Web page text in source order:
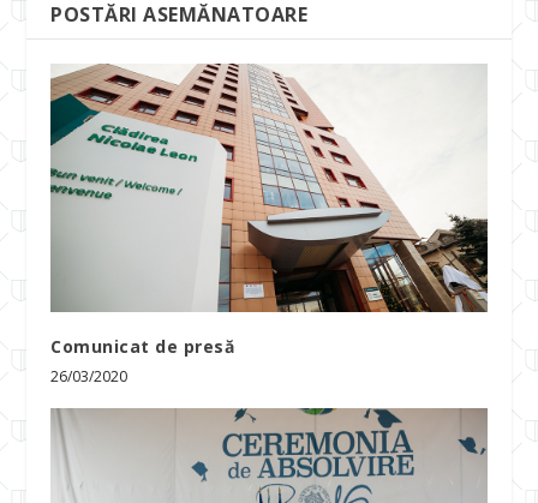
POSTĂRI ASEMĂNATOARE
Comunicat de presă
26/03/2020